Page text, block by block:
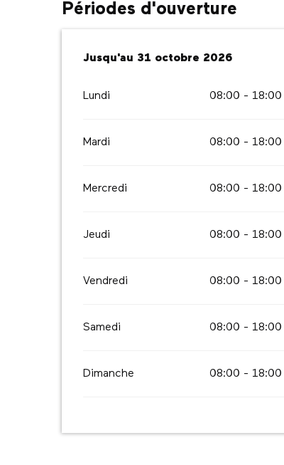
Périodes d'ouverture
Du1 janvier 2026au 31 octobre
Jusqu'au 31 octobre 2026
Lundi 08:00 - 18:00
Mardi 08:00 - 18:00
Mercredi 08:00 - 18:00
Jeudi 08:00 - 18:00
Vendredi 08:00 - 18:00
Samedi 08:00 - 18:00
Dimanche 08:00 - 18:00